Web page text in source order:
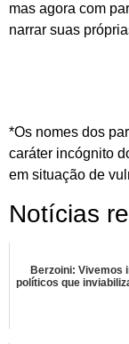
mas agora com
narrar suas
*Os nomes dos
caráter incógnito
em situação de
Notícias
Berzoini: Vivemos
políticos que